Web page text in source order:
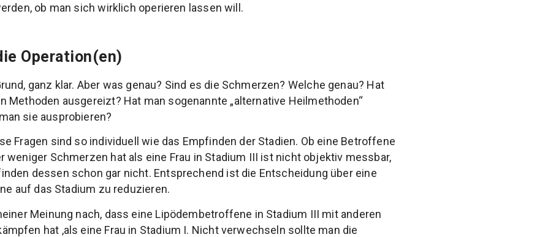
ob man sich wirklich operieren lassen will.
Operation(en)
ganz klar. Aber was genau? Sind es die Schmerzen? Welche genau? Hat
Methoden ausgereizt? Hat man sogenannte „alternative Heilmethoden“
sie ausprobieren?
Fragen sind so individuell wie das Empfinden der Stadien. Ob eine Betroffene
weniger Schmerzen hat als eine Frau in Stadium III ist nicht objektiv messbar,
dessen schon gar nicht. Entsprechend ist die Entscheidung über eine
auf das Stadium zu reduzieren.
Meinung nach, dass eine Lipödembetroffene in Stadium III mit anderen
hat ,als eine Frau in Stadium I. Nicht verwechseln sollte man die